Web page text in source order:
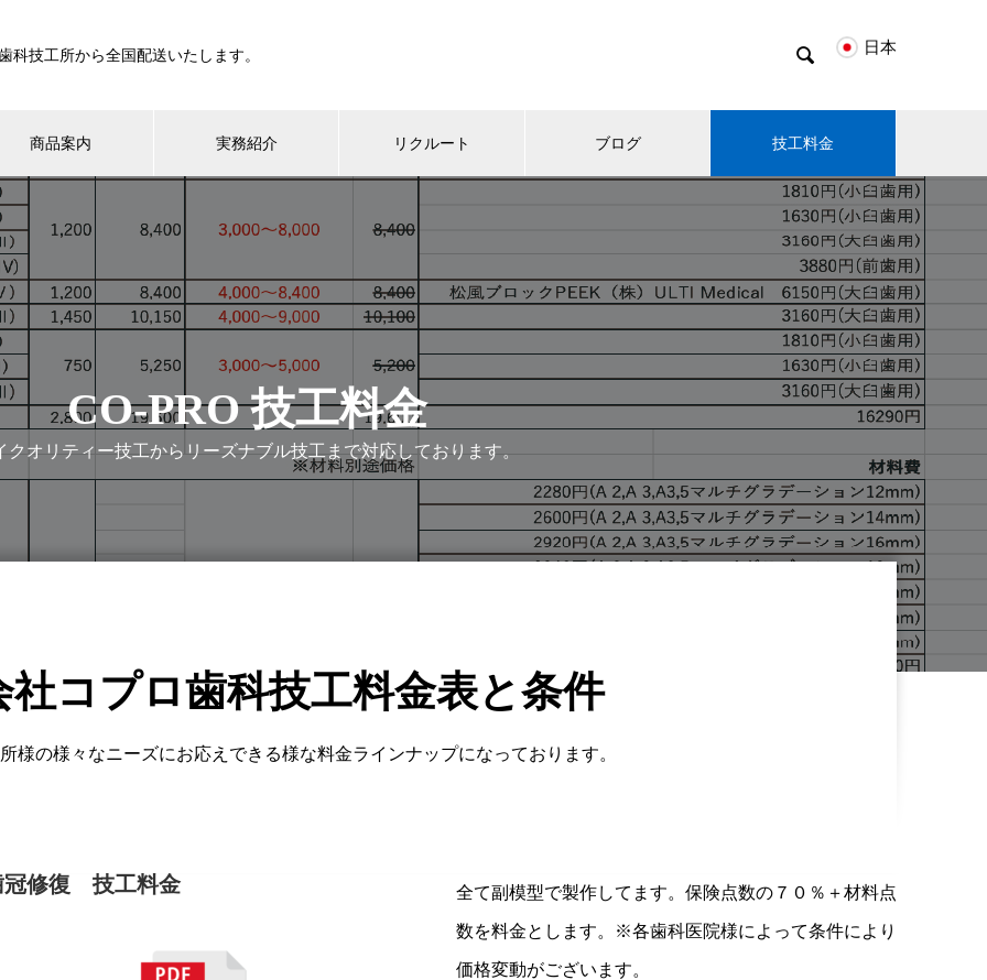
科技工所から全国配送いたします。  日本
商品案内 実務紹介 リクルート ブログ 技工料金
CO-PRO 技工料金
クオリティー技工からリーズナブル技工まで対応しております。
社コプロ歯科技工料金表と条件
様の様々なニーズにお応えできる様な料金ラインナップになっております。
冠修復 技工料金 全て副模型で製作してます。保険点数の７０％＋材料点
数を料金とします。※各歯科医院様によって条件により
価格変動がございます。